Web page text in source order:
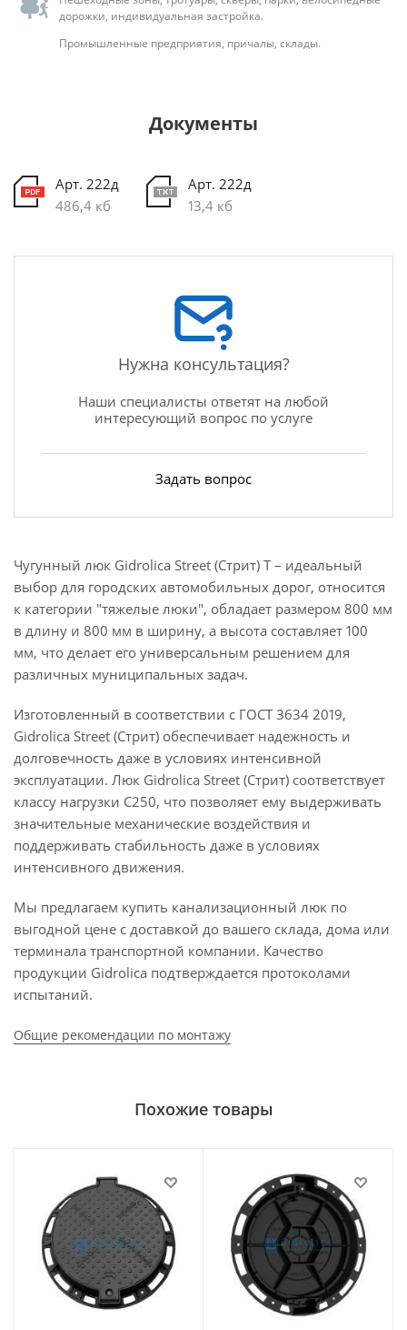
дорожки, индивидуальная застройка.
Промышленные предприятия, причалы, склады.
Документы
Арт. 222д
486,4 кб
Арт. 222д
13,4 кб
Нужна консультация?
Наши специалисты ответят на любой
интересующий вопрос по услуге
Задать вопрос
Чугунный люк Gidrolica Street (Стрит) Т – идеальный
выбор для городских автомобильных дорог, относится
к категории "тяжелые люки", обладает размером 800 мм
в длину и 800 мм в ширину, а высота составляет 100
мм, что делает его универсальным решением для
различных муниципальных задач.
Изготовленный в соответствии с ГОСТ 3634 2019,
Gidrolica Street (Стрит) обеспечивает надежность и
долговечность даже в условиях интенсивной
эксплуатации. Люк Gidrolica Street (Стрит) соответствует
классу нагрузки C250, что позволяет ему выдерживать
значительные механические воздействия и
поддерживать стабильность даже в условиях
интенсивного движения.
Мы предлагаем купить канализационный люк по
выгодной цене с доставкой до вашего склада, дома или
терминала транспортной компании. Качество
продукции Gidrolica подтверждается протоколами
испытаний.
Общие рекомендации по монтажу
Похожие товары